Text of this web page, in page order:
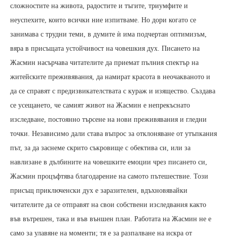
сложностите на живота, радостите и тъгите, триумфите и
неуспехите, които всички ние изпитваме. Но дори когато се
занимава с трудни теми, в думите ѝ има подчертан оптимизъм,
вяра в присъщата устойчивост на човешкия дух. Писането на
Жасмин насърчава читателите да приемат пълния спектър на
житейските преживявания, да намират красота в неочакваното и
да се справят с предизвикателствата с кураж и изящество. Създава
се усещането, че самият живот на Жасмин е непрекъснато
изследване, постоянно търсене на нови преживявания и гледни
точки. Независимо дали става въпрос за отклоняване от утъпкания
път, за да заснеме скрито съкровище с обектива си, или за
навлизане в дълбините на човешките емоции чрез писането си,
Жасмин процъфтява благодарение на самото пътешествие. Този
присъщ приключенски дух е заразителен, вдъхновявайки
читателите да се отправят на свои собствени изследвания както
във вътрешен, така и във външен план. Работата на Жасмин не е
само за улавяне на моменти; тя е за разпалване на искра от